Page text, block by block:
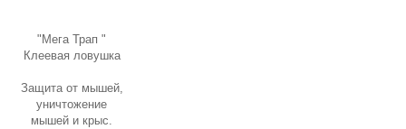
"Мега Трап "
Клеевая ловушка
Защита от мышей,
уничтожение
мышей и крыс.